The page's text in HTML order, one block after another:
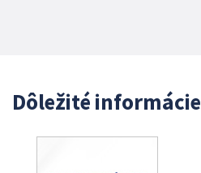
Dôležité informácie